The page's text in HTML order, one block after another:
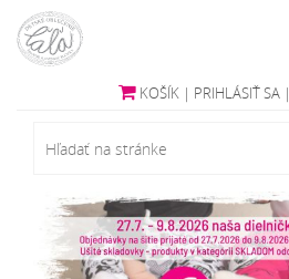
KOŠÍK | PRIHLÁSIŤ SA |